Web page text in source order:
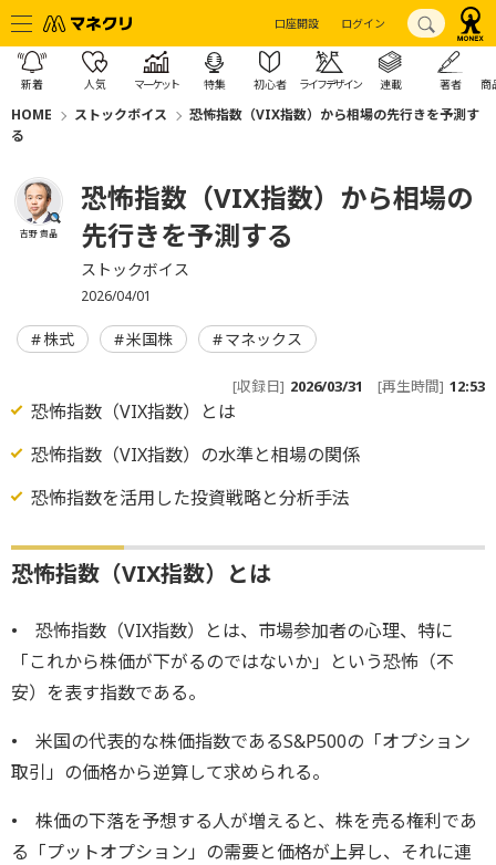
口座開設 ログイン
新着 人気 マーケット 特集 初心者 ライフデザイン 連載 著者 商
HOME ストックボイス
恐怖指数（VIX指数）から相場の先行きを予測す
る
吉野 貴晶
恐怖指数（VIX指数）から相場の
先行きを予測する
ストックボイス
2026/04/01
株式 米国株 マネックス
[収録日] 2026/03/31 [再生時間] 12:53
恐怖指数（VIX指数）とは
恐怖指数（VIX指数）の水準と相場の関係
恐怖指数を活用した投資戦略と分析手法
恐怖指数（VIX指数）とは
• 恐怖指数（VIX指数）とは、市場参加者の心理、特に
「これから株価が下がるのではないか」という恐怖（不
安）を表す指数である。
• 米国の代表的な株価指数であるS&P500の「オプション
取引」の価格から逆算して求められる。
• 株価の下落を予想する人が増えると、株を売る権利であ
る「プットオプション」の需要と価格が上昇し、それに連